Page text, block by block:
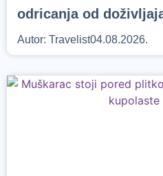
odricanja od
Autor: Travelist04.08.2026.